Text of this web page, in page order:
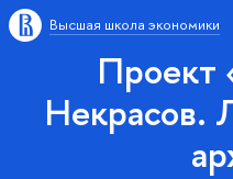
Высшая школа экономики
Проект
Некрасов.